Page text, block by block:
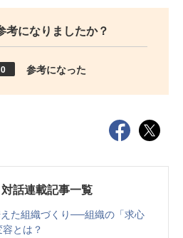
考になりましたか？
0 参考になった
話連載記事一覧
た組織づくり──組織の「求心
とは？